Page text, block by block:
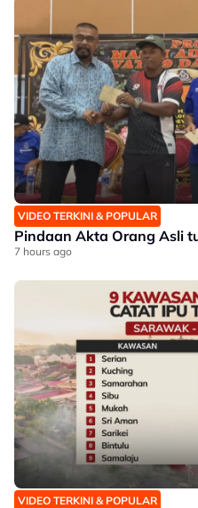
VIDEO TERKINI & POPULAR
Pindaan Akta Orang Asli
7 hours ago
VIDEO TERKINI & POPULAR